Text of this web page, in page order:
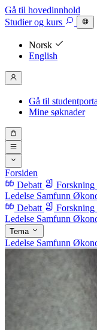
Gå til hovedinnhold
Studierog kurs
Norsk
English
Gå til
Mine søknader
Forsiden
Debatt
Forskning
Ledelse Samfunn
Debatt
Forskning
Ledelse Samfunn
Tema
Ledelse Samfunn